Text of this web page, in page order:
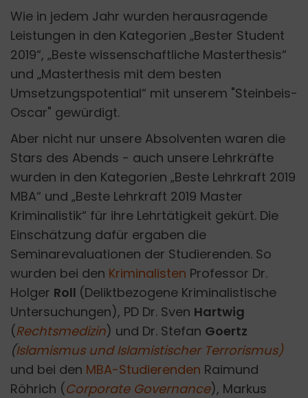
Wie in jedem Jahr wurden herausragende
Leistungen in den Kategorien „Bester Student
2019“, „Beste wissenschaftliche Masterthesis“
und „Masterthesis mit dem besten
Umsetzungspotential“ mit unserem "Steinbeis-
Oscar" gewürdigt.
Aber nicht nur unsere Absolventen waren die
Stars des Abends - auch unsere Lehrkräfte
wurden in den Kategorien „Beste Lehrkraft 2019
MBA“ und „Beste Lehrkraft 2019 Master
Kriminalistik“ für ihre Lehrtätigkeit gekürt. Die
Einschätzung dafür ergaben die
Seminarevaluationen der Studierenden. So
wurden bei den Kriminalisten Professor Dr.
Holger Roll (Deliktbezogene Kriminalistische
Untersuchungen), PD Dr. Sven Hartwig
(Rechtsmedizin) und Dr. Stefan Goertz
(Islamismus und Islamistischer Terrorismus)
und bei den MBA-Studierenden Raimund
Röhrich (Corporate Governance), Markus